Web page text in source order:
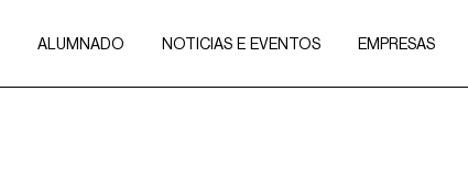
ALUMNADO NOTICIAS E EVENTOS EMPRESAS